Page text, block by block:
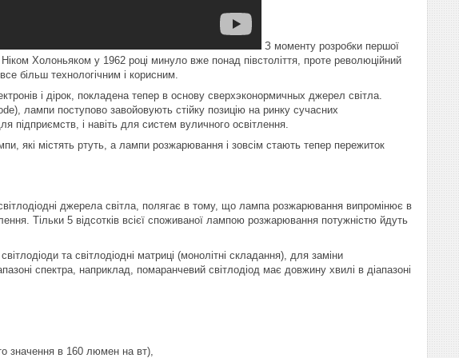
З моменту розробки першої
Холоньяком у 1962 році минуло вже понад півстоліття, проте революційний
більш технологічним і корисним.
і дірок, покладена тепер в основу сверхэконормичных джерел світла.
лампи поступово завойовують стійку позицію на ринку сучасних
підприємств, і навіть для систем вуличного освітлення.
які містять ртуть, а лампи розжарювання і зовсім стають тепер пережиток
джерела світла, полягає в тому, що лампа розжарювання випромінює в
Тільки 5 відсотків всієї споживаної лампою розжарювання потужністю йдуть
та світлодіодні матриці (монолітні складання), для заміни
спектра, наприклад, помаранчевий світлодіод має довжину хвилі в діапазоні
значення в 160 люмен на вт),